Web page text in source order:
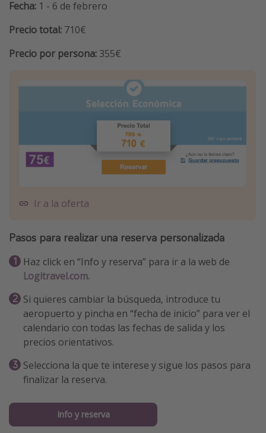
Fecha: 1 - 6 de febrero
Precio total: 710€
Precio por persona: 355€
Ir a la oferta
Pasos para realizar una reserva personalizada
Haz click en “Info y reserva” para ir a la web de
Logitravel.com.
Si quieres cambiar la búsqueda, introduce tu
aeropuerto y pincha en “fecha de inicio” para ver el
calendario con todas las fechas de salida y los
precios orientativos.
Selecciona la que te interese y sigue los pasos para
finalizar la reserva.
Info y reserva